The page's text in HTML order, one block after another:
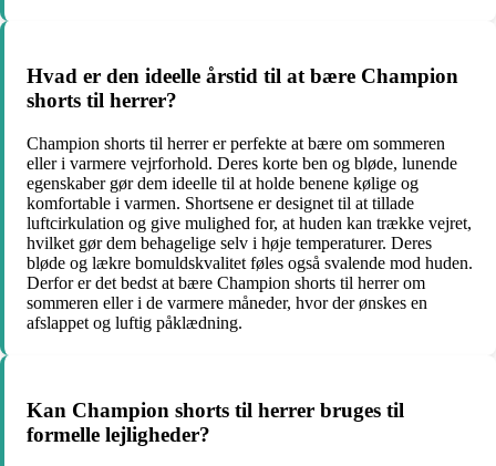
Hvad er den ideelle årstid til at bære Champion
shorts til herrer?
Champion shorts til herrer er perfekte at bære om sommeren
eller i varmere vejrforhold. Deres korte ben og bløde, lunende
egenskaber gør dem ideelle til at holde benene kølige og
komfortable i varmen. Shortsene er designet til at tillade
luftcirkulation og give mulighed for, at huden kan trække vejret,
hvilket gør dem behagelige selv i høje temperaturer. Deres
bløde og lækre bomuldskvalitet føles også svalende mod huden.
Derfor er det bedst at bære Champion shorts til herrer om
sommeren eller i de varmere måneder, hvor der ønskes en
afslappet og luftig påklædning.
Kan Champion shorts til herrer bruges til
formelle lejligheder?